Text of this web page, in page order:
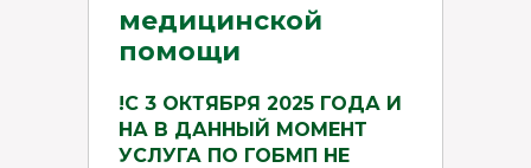
медицинской
помощи
!С 3 ОКТЯБРЯ 2025 ГОДА И
НА В ДАННЫЙ МОМЕНТ
УСЛУГА ПО ГОБМП НЕ